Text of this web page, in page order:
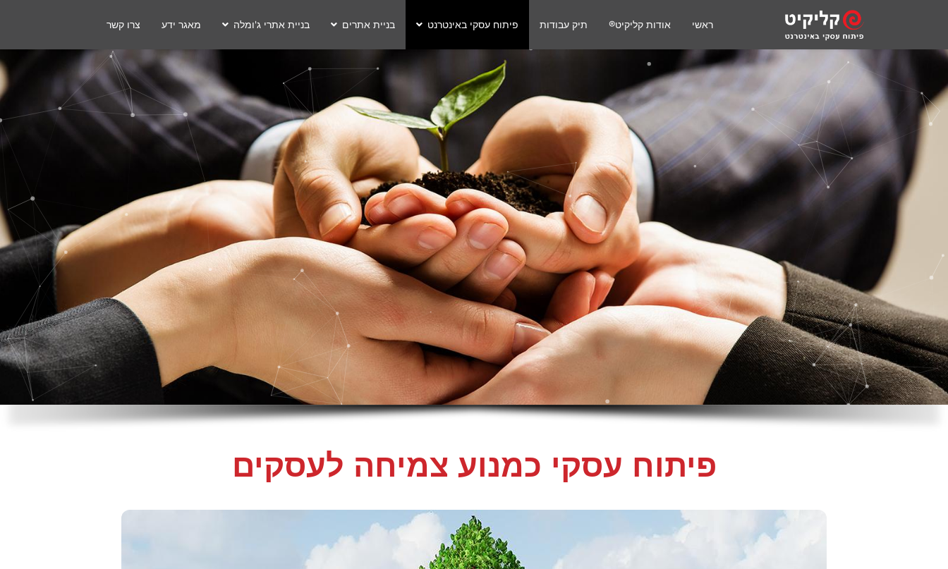
ראשי אודות קליקיט® תיק עבודות פיתוח עסקי באינטרנט בניית אתרים בניית אתרי ג'ומלה מאגר ידע צרו קשר
פיתוח עסקי כמנוע צמיחה לעסקים